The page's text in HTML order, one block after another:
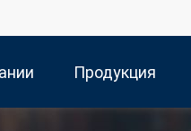
Продукция